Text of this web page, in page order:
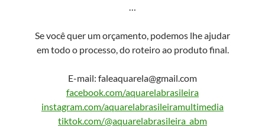
…
Se você quer um orçamento, podemos lhe ajudar
em todo o processo, do roteiro ao produto final.
E-mail: faleaquarela@gmail.com
facebook.com/aquarelabrasileira
instagram.com/aquarelabrasileiramultimedia
tiktok.com/@aquarelabrasileira_abm